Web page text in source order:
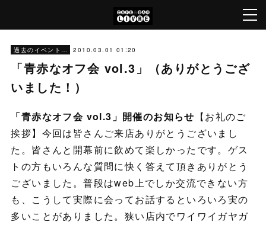
過去のイベント（'05～'22）[Archive] 2010.03.01 01:20
「青赤なオフ会 vol.3」（ありがとうござ
いました！）
「青赤なオフ会 vol.3」開催のお知らせ 【お礼のご
挨拶】今回は皆さんご来店ありがとうございまし
た。皆さんと開幕前に飲めて楽しかったです。ゲス
トの方もいろんな質問に快く答えて頂きありがとう
ございました。普段はweb上でしか交流できない方
も、こうして実際に会ってお話するといろいろ実の
多いことがありました。狭い店内でワイワイガヤガ